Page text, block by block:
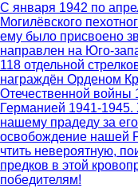
С января 1942 по
Могилёвского
ему было присвоено
направлен на Юго-
118 отдельной
награждён Орденом
Отечественной войны
Германией 1941-1945.
нашему прадеду за
освобождение нашей
чтить невероятную,
предков в этой
победителям!